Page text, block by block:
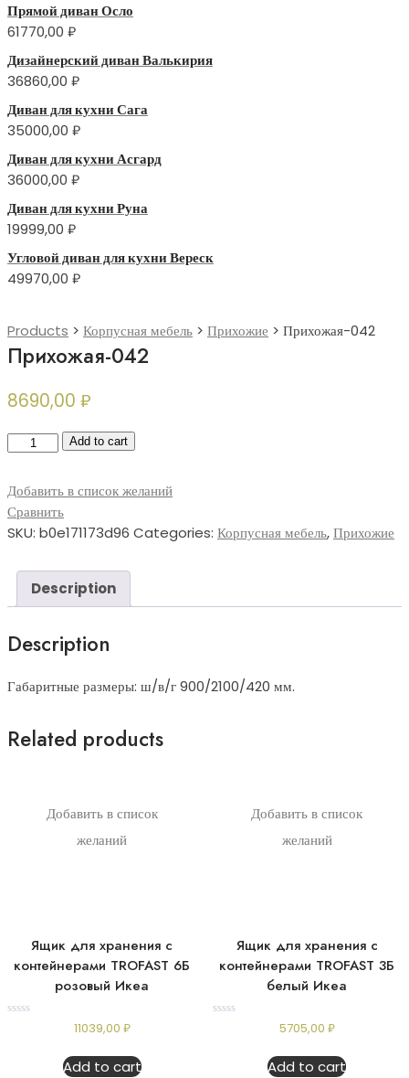
Прямой диван Осло
61770,00 ₽
Дизайнерский диван Валькирия
36860,00 ₽
Диван для кухни Сага
35000,00 ₽
Диван для кухни Асгард
36000,00 ₽
Диван для кухни Руна
19999,00 ₽
Угловой диван для кухни Вереск
49970,00 ₽
Products > Корпусная мебель > Прихожие > Прихожая-042
Прихожая-042
8690,00 ₽
Прихожая-042Add to cart
Добавить в список желаний
Сравнить
SKU: b0e171173d96 Categories: Корпусная мебель,Прихожие
Description
Description
Габаритные размеры: ш/в/г 900/2100/420 мм.
Related products
Добавить в список
желаний
Ящик для хранения с
контейнерами TROFAST 6Б
розовый Икеа
11039,00 ₽
Add to cart
Добавить в список
желаний
Ящик для хранения с
контейнерами TROFAST 3Б
белый Икеа
5705,00 ₽
Add to cart